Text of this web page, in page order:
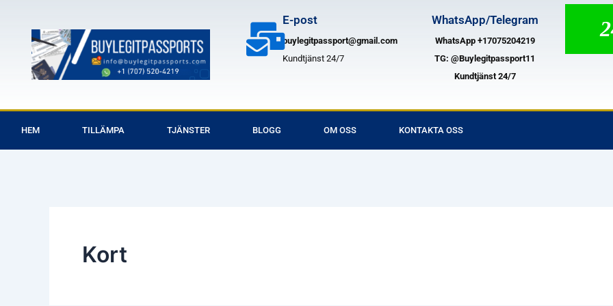
innehåll
E-post
buylegitpassport@gmail.com
Kundtjänst 24/7
WhatsApp/Telegram
WhatsApp +17075204219
TG:@Buylegitpassport11
Kundtjänst 24/7
HEM TILLÄMPA TJÄNSTER BLOGG OM OSS KONTAKTA OSS
Kort